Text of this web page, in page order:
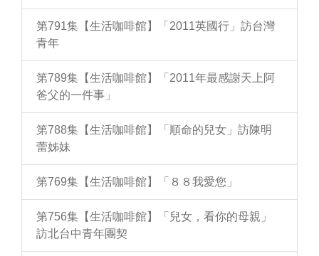
第791集【生活咖啡館】「2011英國行」訪台灣
青年
第789集【生活咖啡館】「2011年最感謝天上阿
爸父的一件事」
第788集【生活咖啡館】「順命的兒女」訪陳明
蕾姊妹
第769集【生活咖啡館】「８８我愛您」
第756集【生活咖啡館】「兒女，看你的母親」
訪北台中青年團契